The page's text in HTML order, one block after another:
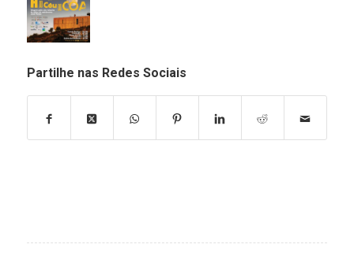
Partilhe nas Redes Sociais